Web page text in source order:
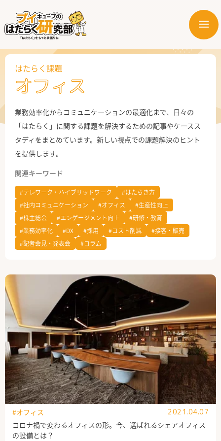
メ
ー
はたらく部署
はたらく課題
はたらく製品・サービス
公式X
公式Facebook
はたらく課題
オフィス
業務効率化からコミュニケーションの最適化まで、日々の
「はたらく」に関する課題を解決するための記事やケースス
タディをまとめています。新しい視点での課題解決のヒント
を提供します。
関連キーワード
#テレワーク・ハイブリッドワーク
#はたらき方
#社内コミュニケーション
#オフィス
#生産性向上
#株主総会
#エンゲージメント向上
#研修・教育
#業務効率化
#DX #採用 #コスト削減
#接客・販売
#記者会見・発表会
#コラム
コロナ禍で変わるオフィスの形。今、選ばれるシェアオフィス
の設備とは？
#オフィス 2021.04.07